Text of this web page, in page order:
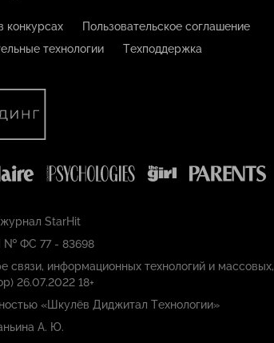
конкурсах
Пользовательское соглашение
технологии Техподдержка
StarHit
№ ФС 77 - 83698
информационных технологий и массовых,
26.07.2022 18+
«Шкулёв Диджитал Технологии»
А. Ю.